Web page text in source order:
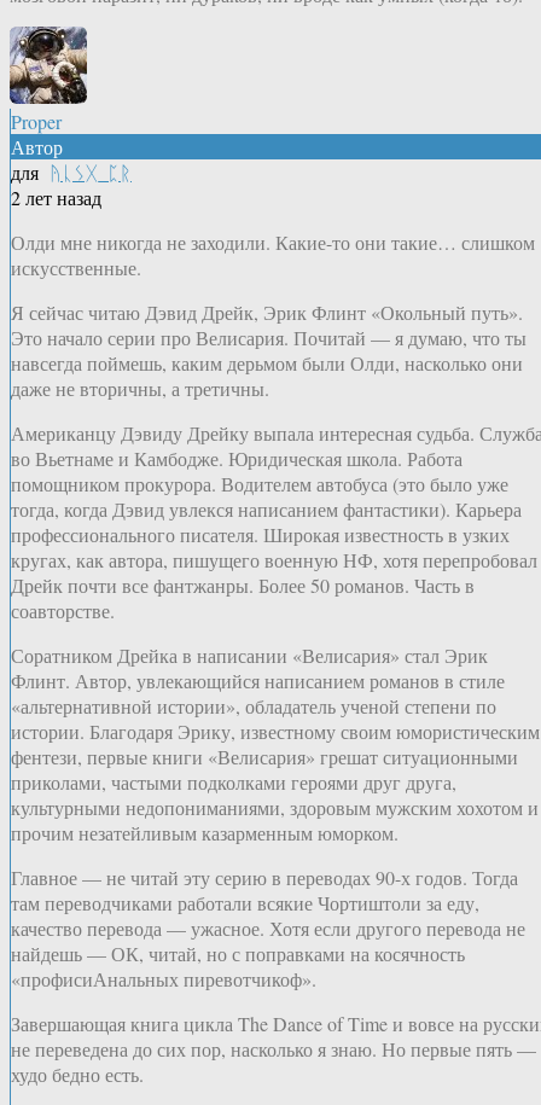
Proper
Автор
для ᚤᚳᛊᚷ_ᛈᚱ
2 лет назад
Олди мне никогда не заходили. Какие-то они такие… слишком
искусственные.
Я сейчас читаю Дэвид Дрейк, Эрик Флинт «Окольный путь».
Это начало серии про Велисария. Почитай — я думаю, что ты
навсегда поймешь, каким дерьмом были Олди, насколько они
даже не вторичны, а третичны.
Американцу Дэвиду Дрейку выпала интересная судьба.
во Вьетнаме и Камбодже. Юридическая школа. Работа
помощником прокурора. Водителем автобуса (это было уже
тогда, когда Дэвид увлекся написанием фантастики). Карьера
профессионального писателя. Широкая известность в узких
кругах, как автора, пишущего военную НФ, хотя перепробовал
Дрейк почти все фантжанры. Более 50 романов. Часть в
соавторстве.
Соратником Дрейка в написании «Велисария» стал Эрик
Флинт. Автор, увлекающийся написанием романов в стиле
«альтернативной истории», обладатель ученой степени по
истории. Благодаря Эрику, известному своим юмористическим
фентези, первые книги «Велисария» грешат ситуационными
приколами, частыми подколками героями друг друга,
культурными недопониманиями, здоровым мужским хохотом и
прочим незатейливым казарменным юморком.
Главное — не читай эту серию в переводах 90-х годов. Тогда
там переводчиками работали всякие Чортиштоли за еду,
качество перевода — ужасное. Хотя если другого перевода не
найдешь — ОК, читай, но с поправками на косячность
«профисиАнальных пиревотчикоф».
Завершающая книга цикла The Dance of Time и вовсе на
не переведена до сих пор, насколько я знаю. Но первые пять —
худо бедно есть.